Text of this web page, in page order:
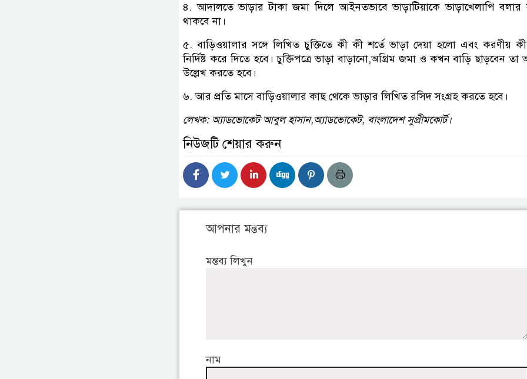
৪. আদালতে ভাড়ার টাকা জমা দিলে আইনতভাবে ভাড়াটিয়াকে ভাড়াখেলাপি
থাকবে না।
৫. বাড়িওয়ালার সঙ্গে লিখিত চুক্তিতে কী কী শর্তে ভাড়া দেয়া হলো এবং করণীয়
নির্দিষ্ট করে দিতে হবে। চুক্তিপত্রে ভাড়া বাড়ানো,অগ্রিম জমা ও কখন বাড়ি ছাড়বেন তা
উল্লেখ করতে হবে।
৬. আর প্রতি মাসে বাড়িওয়ালার কাছ থেকে ভাড়ার লিখিত রসিদ সংগ্রহ করতে হবে।
লেখক: অ্যাডভোকেট আবুল হাসান,অ্যাডভোকেট, বাংলাদেশ সুপ্রীমকোর্ট।
নিউজটি শেয়ার করুন
আপনার মন্তব্য
মন্তব্য লিখুন
নাম